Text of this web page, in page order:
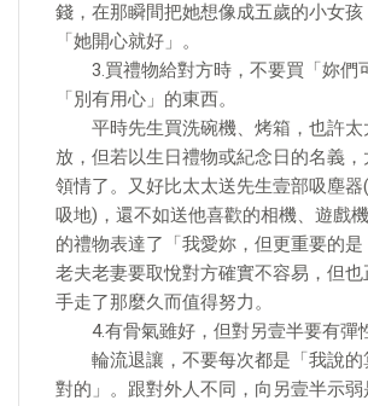
錢，在那瞬間把她想像成五歲的小女
「她開心就好」。
3.買禮物給對方時，不要買「妳們
「別有用心」的東西。
平時先生買洗碗機、烤箱，也許太
放，但若以生日禮物或紀念日的名義
領情了。又好比太太送先生壹部吸塵
吸地)，還不如送他喜歡的相機、遊戲
的禮物表達了「我愛妳，但更重要的是
老夫老妻要取悅對方確實不容易，但
手走了那麼久而值得努力。
4.有骨氣雖好，但對另壹半要有彈
輪流退讓，不要每次都是「我說的
對的」。跟對外人不同，向另壹半示弱